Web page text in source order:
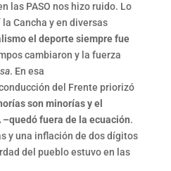
las PASO nos hizo ruido. Lo
Cancha y en diversas
el deporte siempre fue
cambiaron y la fuerza
. En esa
del Frente priorizó
son minorías y el
fuera de la ecuación.
y una inflación de dos dígitos
del pueblo estuvo en las